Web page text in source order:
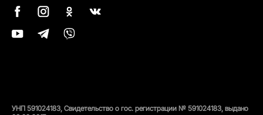
УНП 591024183, Свидетельство о гос. регистрации № 591024183, выдано